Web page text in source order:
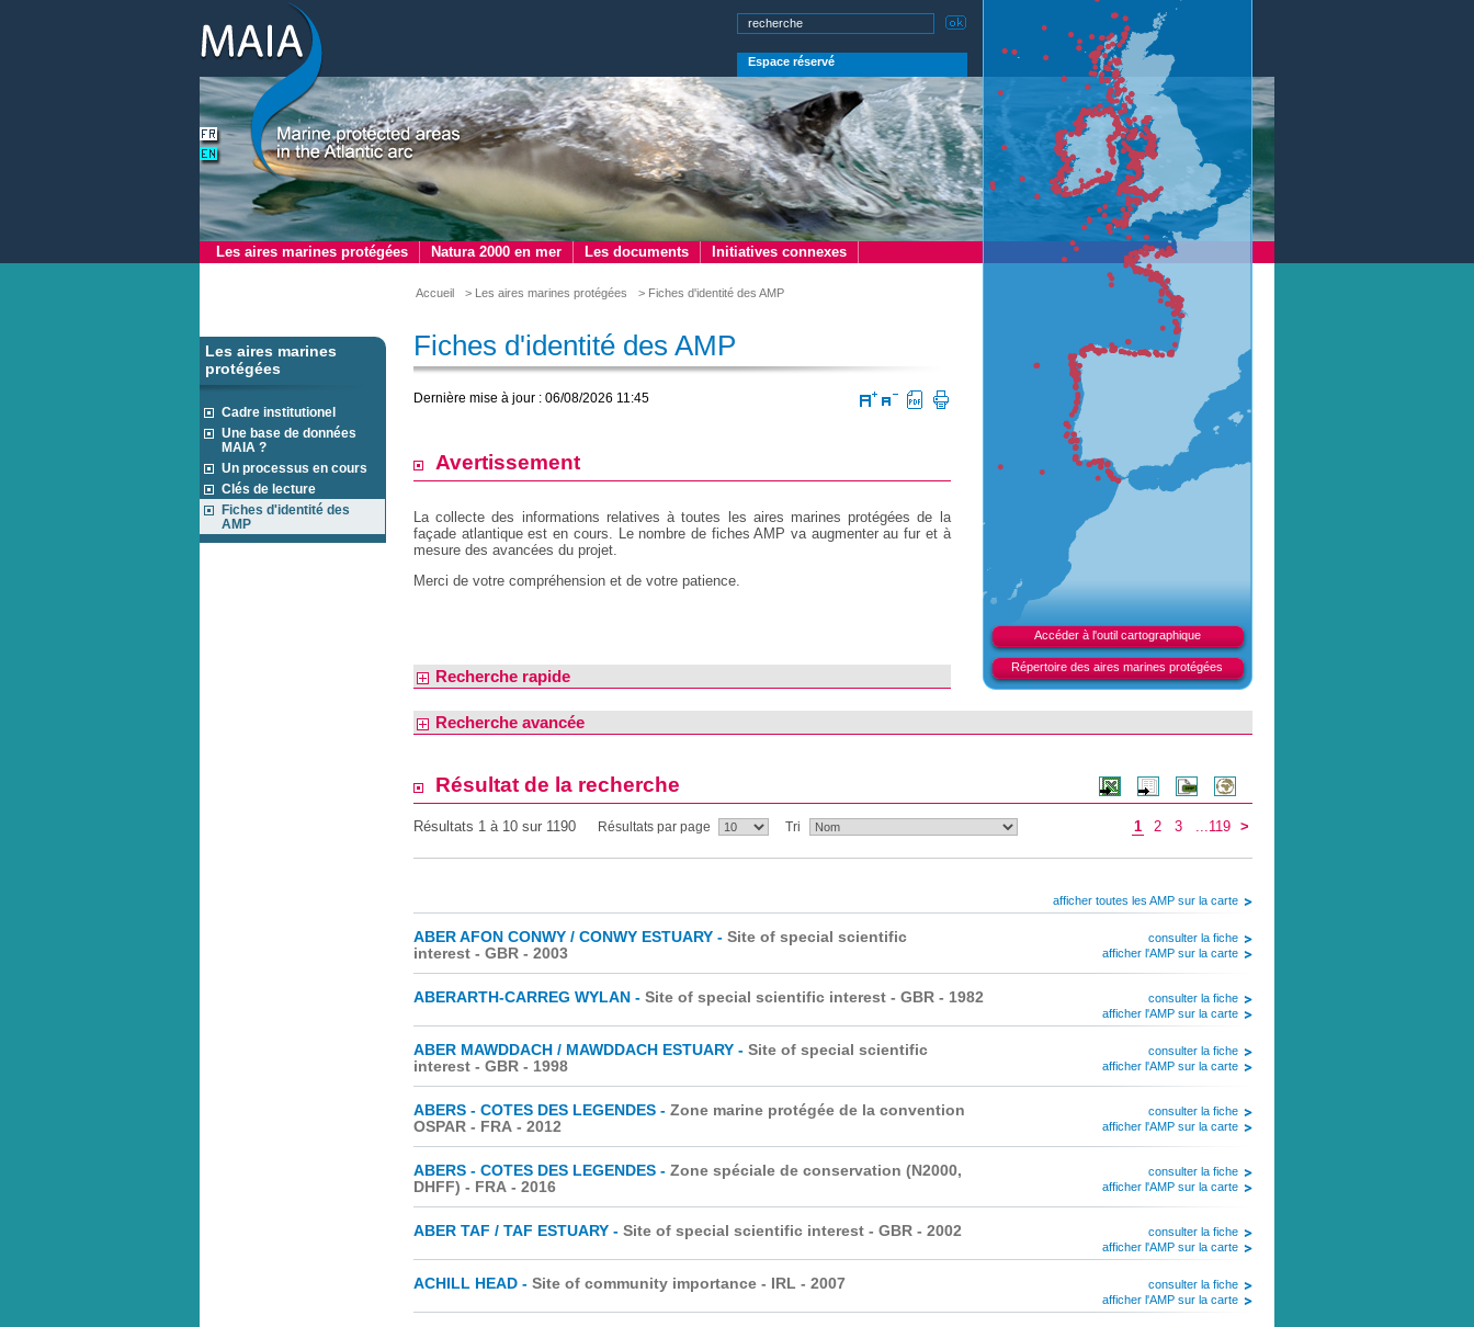
Accéder à l'outil cartographique
Répertoire des aires marines protégées
Espace réservé
Les aires marines protégées Natura 2000 en mer Les documents Initiatives connexes
Accueil > Les aires marines protégées > Fiches d'identité des AMP
Les aires marines
protégées
Cadre institutionel
Une base de données
MAIA ?
Un processus en cours
Clés de lecture
Fiches d'identité des
AMP
Fiches d'identité des AMP
Dernière mise à jour : 06/08/2026 11:45
Avertissement
La collecte des informations relatives à toutes les aires marines protégées de la
façade atlantique est en cours. Le nombre de fiches AMP va augmenter au fur et à
mesure des avancées du projet.
Merci de votre compréhension et de votre patience.
Recherche rapide
Recherche avancée
Résultat de la recherche
Résultats 1 à 10 sur 1190 Résultats par page Tri 1 2 3 ...119 >
afficher toutes les AMP sur la carte
ABER AFON CONWY / CONWY ESTUARY - Site of special scientific
interest - GBR - 2003
consulter la fiche
afficher l'AMP sur la carte
ABERARTH-CARREG WYLAN - Site of special scientific interest - GBR - 1982
consulter la fiche
afficher l'AMP sur la carte
ABER MAWDDACH / MAWDDACH ESTUARY - Site of special scientific
interest - GBR - 1998
consulter la fiche
afficher l'AMP sur la carte
ABERS - COTES DES LEGENDES - Zone marine protégée de la convention
OSPAR - FRA - 2012
consulter la fiche
afficher l'AMP sur la carte
ABERS - COTES DES LEGENDES - Zone spéciale de conservation (N2000,
DHFF) - FRA - 2016
consulter la fiche
afficher l'AMP sur la carte
ABER TAF / TAF ESTUARY - Site of special scientific interest - GBR - 2002
consulter la fiche
afficher l'AMP sur la carte
ACHILL HEAD - Site of community importance - IRL - 2007
consulter la fiche
afficher l'AMP sur la carte